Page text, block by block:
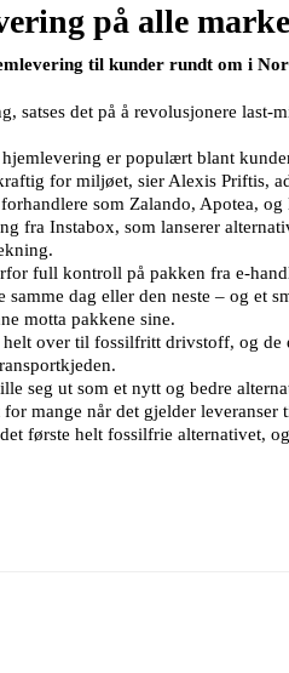
på alle
til kunder rundt om i
satses det på å revolusjonere
er populært blant
for miljøet, sier Alexis Priftis,
som Zalando, Apotea,
fra Instabox, som lanserer
full kontroll på pakken fra e-
samme dag eller den neste – og
motta pakkene sine.
over til fossilfritt drivstoff, og de
ut som et nytt og bedre
mange når det gjelder
første helt fossilfrie alternativet,